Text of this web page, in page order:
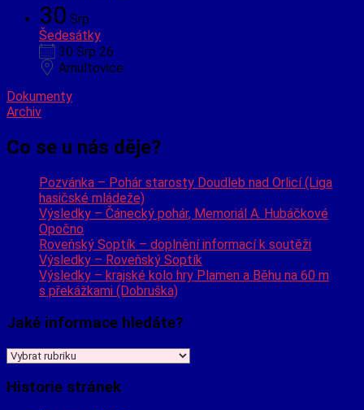
30 Srp
Šedesátky
30 Srp 26
Arnultovice
Dokumenty
Archiv
Co se u nás děje?
Pozvánka – Pohár starosty Doudleb nad Orlicí (Liga
hasičské mládeže)
Výsledky – Čánecký pohár, Memoriál A. Hubáčkové
Opočno
Roveňský Soptík – doplnění informací k soutěži
Výsledky – Roveňský Soptík
Výsledky – krajské kolo hry Plamen a Běhu na 60 m
s překážkami (Dobruška)
Jaké informace hledáte?
Jaké
hledáte?
Historie stránek